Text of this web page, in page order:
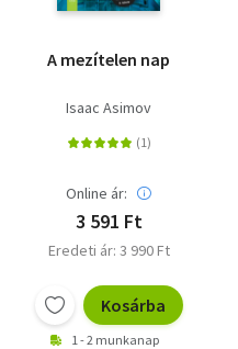
A mezítelen nap
Isaac Asimov
Online ár:
3 591 Ft
Eredeti ár: 3 990 Ft
Kosárba
1 - 2 munkanap